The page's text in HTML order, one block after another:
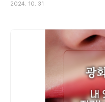
2024. 10. 31